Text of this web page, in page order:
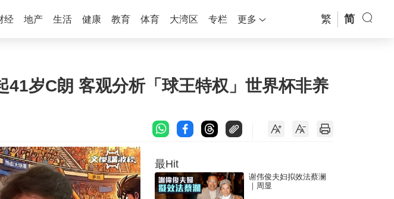
经 地产 生活 健康 教育 体育 大湾区 专栏 更多 繁 简
岁C朗 客观分析「球王特权」世界杯非养
最Hit
谢伟俊夫妇拟效法蔡澜
｜周显